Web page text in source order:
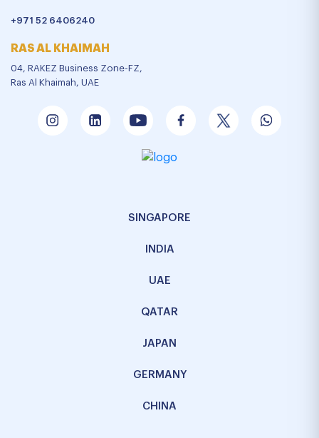
+971 52 6406240
RAS AL KHAIMAH
04, RAKEZ Business Zone-FZ,
Ras Al Khaimah, UAE
SINGAPORE
INDIA
UAE
QATAR
JAPAN
GERMANY
CHINA